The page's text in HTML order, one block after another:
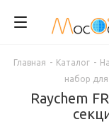
Главная - Каталог -
набор
Raychem